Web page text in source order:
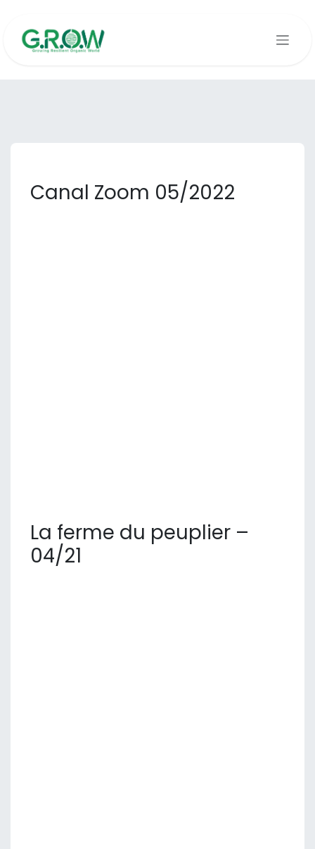
Canal Zoom 05/2022
La ferme du peuplier –
04/21